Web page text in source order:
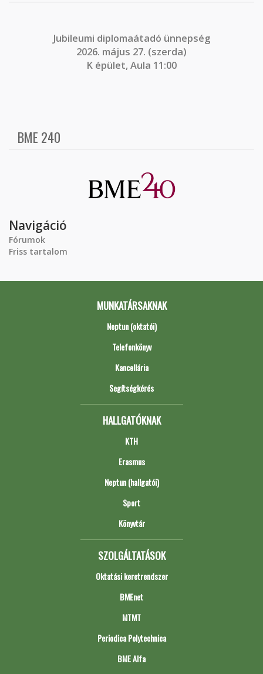
Jubileumi diplomaátadó ünnepség
2026. május 27. (szerda)
K épület, Aula 11:00
BME 240
Navigáció
Fórumok
Friss tartalom
MUNKATÁRSAKNAK
Neptun (oktatói)
Telefonkönyv
Kancellária
Segítségkérés
HALLGATÓKNAK
KTH
Erasmus
Neptun (hallgatói)
Sport
Könyvtár
SZOLGÁLTATÁSOK
Oktatási keretrendszer
BMEnet
MTMT
Periodica Polytechnica
BME Alfa